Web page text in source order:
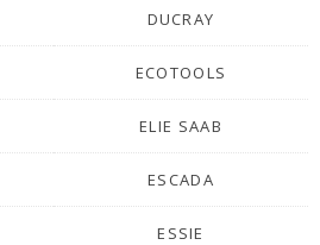
DUCRAY
ECOTOOLS
ELIE SAAB
ESCADA
ESSIE